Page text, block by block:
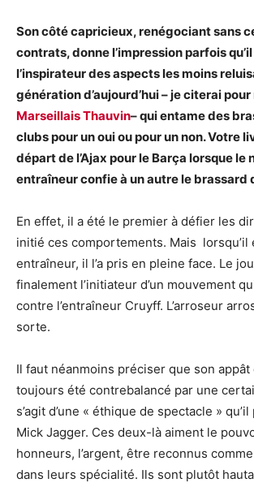
Son côté capricieux, renégociant sans
contrats, donne l’impression parfois
l’inspirateur des aspects les moins
génération d’aujourd’hui – je citerai
Marseillais Thauvin– qui entame des
clubs pour un oui ou pour un non. Votre
départ de l’Ajax pour le Barça lorsque le
entraîneur confie à un autre le brassard
En effet, il a été le premier à défier les
initié ces comportements. Mais lorsqu’il
entraîneur, il l’a pris en pleine face. Le
finalement l’initiateur d’un mouvement
contre l’entraîneur Cruyff. L’arroseur
sorte.
Il faut néanmoins préciser que son appât
toujours été contrebalancé par une
s’agit d’une « éthique de spectacle »
Mick Jagger. Ces deux-là aiment le
honneurs, l’argent, être reconnus
dans leurs spécialité. Ils sont plutôt